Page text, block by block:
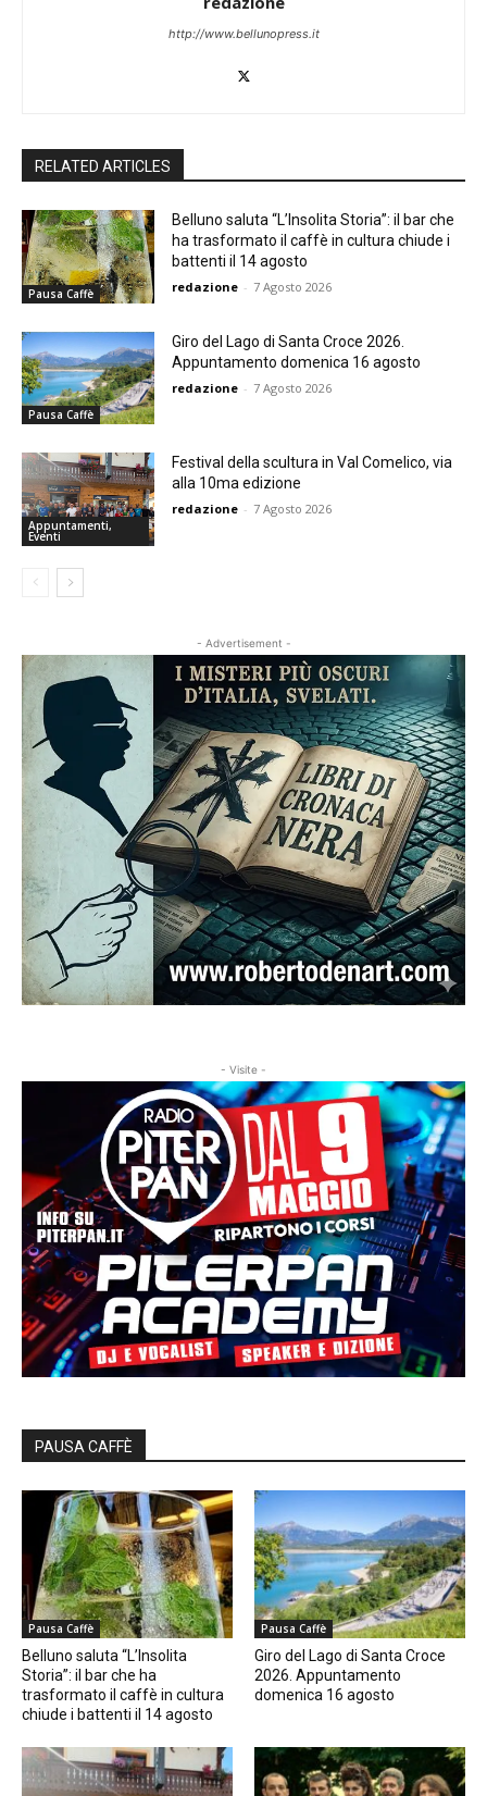
http://www.bellunopress.it
RELATED ARTICLES
Pausa Caffè
Belluno saluta “L’Insolita Storia”: il bar che
ha trasformato il caffè in cultura chiude i
battenti il 14 agosto
redazione - 7 Agosto 2026
Pausa Caffè
Giro del Lago di Santa Croce 2026.
Appuntamento domenica 16 agosto
redazione - 7 Agosto 2026
Appuntamenti,
Eventi
Festival della scultura in Val Comelico, via
alla 10ma edizione
redazione - 7 Agosto 2026
- Advertisement -
- Visite -
PAUSA CAFFÈ
Pausa Caffè
Belluno saluta “L’Insolita
Storia”: il bar che ha
trasformato il caffè in cultura
chiude i battenti il 14 agosto
Pausa Caffè
Giro del Lago di Santa Croce
2026. Appuntamento
domenica 16 agosto